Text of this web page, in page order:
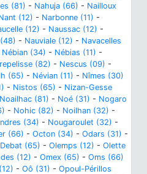
(81) - Nahuja (66) - Nailloux
(12) - Narbonne (11) -
(12) - Naussac (12) -
- Nauviale (12) - Navacelles
Nébian (34) - Nébias (11) -
(82) - Nescus (09) -
(65) - Névian (11) - Nîmes (30)
- Nistos (65) - Nizan-Gesse
Noailhac (81) - Noé (31) - Nogaro
- Nohic (82) - Noilhan (32) -
(34) - Nougaroulet (32) -
(66) - Octon (34) - Odars (31) -
(65) - Olemps (12) - Olette
(12) - Omex (65) - Oms (66)
- Oô (31) - Opoul-Périllos